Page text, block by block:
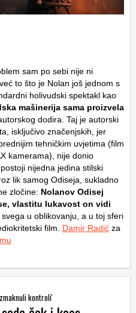
sam po sebi nije ni
to što je Nolan još jednom s
holivudski spektakl kao
mašinerija sama proizvela
dodira. Taj je autorski
isključivo značenjskih, jer
tehničkim uvjetima (film
kamerama), nije donio
nijedna jedina stilski
lik samog Odiseja, sukladno
zločine: Nolanov Odisej
vlastitu lukavost on vidi
svega u oblikovanju, a u toj sferi
film. Damir Radić za
kontroli'